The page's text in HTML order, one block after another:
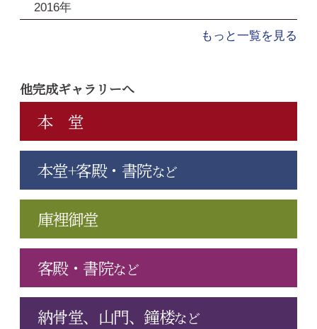
2016年
もっと一覧を見る
他完成ギャラリーへ
本 堂
本堂+客殿・書院など
庫裡御堂
客殿・書院など
納骨堂、山門、鐘楼など